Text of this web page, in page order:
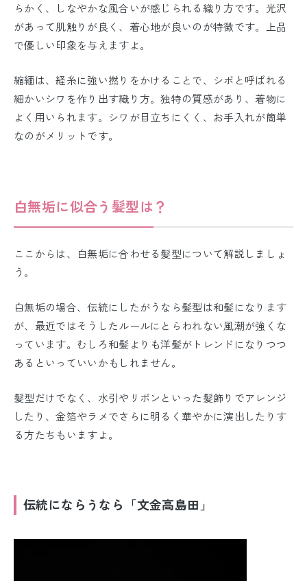
らかく、しなやかな風合いが感じられる織り方です。光沢
があって肌触りが良く、着心地が良いのが特徴です。上品
で優しい印象を与えますよ。
縮緬は、経糸に強い撚りをかけることで、シボと呼ばれる
細かいシワを作り出す織り方。独特の質感があり、着物に
よく用いられます。シワが目立ちにくく、お手入れが簡単
なのがメリットです。
白無垢に似合う髪型は？
ここからは、白無垢に合わせる髪型について解説しましょ
う。
白無垢の場合、伝統にしたがうなら髪型は和髪になります
が、最近ではそうしたルールにとらわれない風潮が強くな
っています。むしろ和髪よりも洋髪がトレンドになりつつ
あるといっていいかもしれません。
髪型だけでなく、水引やリボンといった髪飾りでアレンジ
したり、金箔やラメでさらに明るく華やかに演出したりす
る方たちもいますよ。
伝統にならうなら「文金高島田」